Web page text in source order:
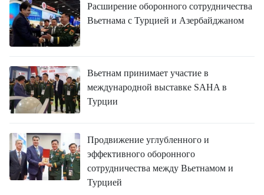
МОСТ ДРУЖБЫ
ДОСЬЕ И МАТЕРИАЛЫ
TIẾNG VIỆT
ENGLISH
Расширение оборонного сотрудничества
Вьетнама с Турцией и Азербайджаном
Вьетнам принимает участие в
международной выставке SAHA в
Турции
Продвижение углубленного и
эффективного оборонного
сотрудничества между Вьетнамом и
Турцией